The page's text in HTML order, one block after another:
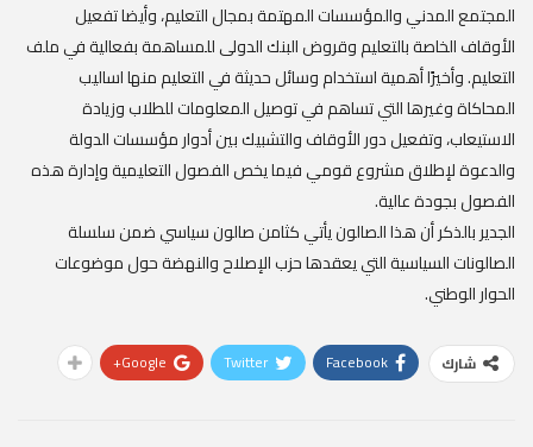
المجتمع المدني والمؤسسات المهتمة بمجال التعليم، وأيضا تفعيل
الأوقاف الخاصة بالتعليم وقروض البنك الدولى للمساهمة بفعالية في ملف
التعليم. وأخيرًا أهمية استخدام وسائل حديثة في التعليم منها اساليب
المحاكاة وغيرها التي تساهم في توصيل المعلومات للطلاب وزيادة
الاستيعاب، وتفعيل دور الأوقاف والتشبيك بين أدوار مؤسسات الدولة
والدعوة لإطلاق مشروع قومي فيما يخص الفصول التعليمية وإدارة هذه
الفصول بجودة عالية.
الجدير بالذكر أن هذا الصالون يأتي كثامن صالون سياسي ضمن سلسلة
الصالونات السياسية التي يعقدها حزب الإصلاح والنهضة حول موضوعات
الحوار الوطني.
شارك Facebook
Twitter
Google+